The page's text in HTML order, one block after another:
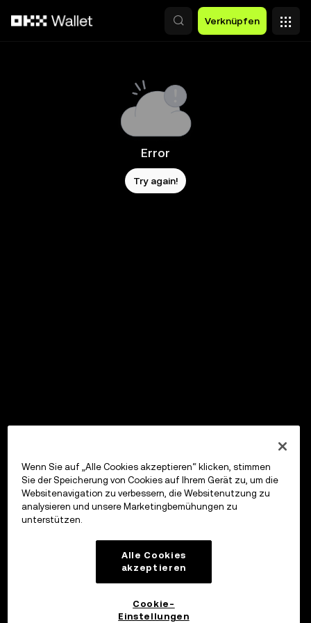
Verknüpfen
Error
Try again!
Wenn Sie auf „Alle Cookies akzeptieren“ klicken, stimmen
Sie der Speicherung von Cookies auf Ihrem Gerät zu, um die
Websitenavigation zu verbessern, die Websitenutzung zu
analysieren und unsere Marketingbemühungen zu
unterstützen.
Alle Cookies
akzeptieren
Cookie-
Einstellungen